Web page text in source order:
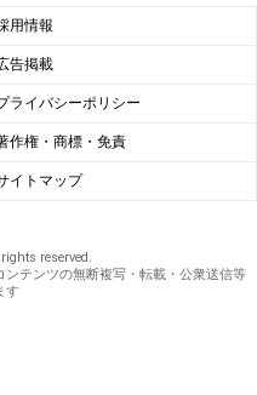
録販売者にご相談くださ
は薬剤師にご相談くださ
ら、この件で電話相談を
処方した方や、これまで
用情報
告掲載
ライバシーポリシー
作権・商標・免責
イトマップ
reserved.
テンツの無断複写・転載・公衆送信等
す